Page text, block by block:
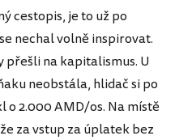
cestopis, je to už po
nechal volně inspirovat.
přešli na kapitalismus. U
neobstála, hlidač si po
2.000 AMD/os. Na místě
za vstup za úplatek bez